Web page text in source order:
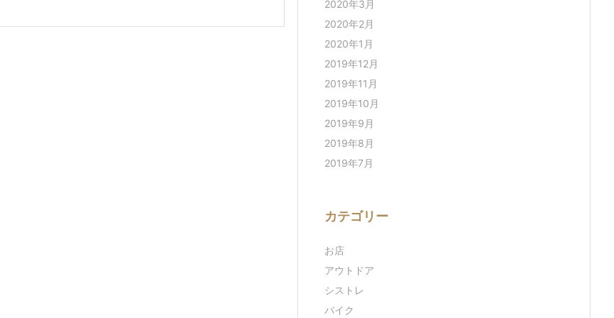
2020年3月
2020年2月
2020年1月
2019年12月
2019年11月
2019年10月
2019年9月
2019年8月
2019年7月
カテゴリー
お店
アウトドア
シストレ
バイク